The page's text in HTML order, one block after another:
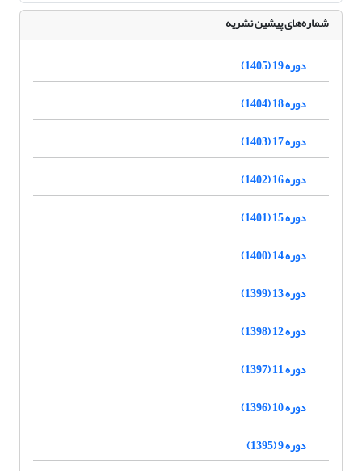
شماره‌های پیشین نشریه
دوره 19 (1405)
دوره 18 (1404)
دوره 17 (1403)
دوره 16 (1402)
دوره 15 (1401)
دوره 14 (1400)
دوره 13 (1399)
دوره 12 (1398)
دوره 11 (1397)
دوره 10 (1396)
دوره 9 (1395)